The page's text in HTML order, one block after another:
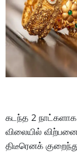
கடந்த 2
விலையில்
திடீரெனக்